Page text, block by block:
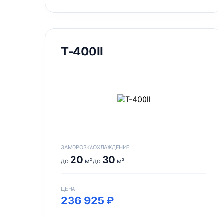
Т-400II
ЗАМОРОЗКА
до 20 м³
ОХЛАЖДЕНИЕ
до 30 м³
ЦЕНА
236 925 ₽